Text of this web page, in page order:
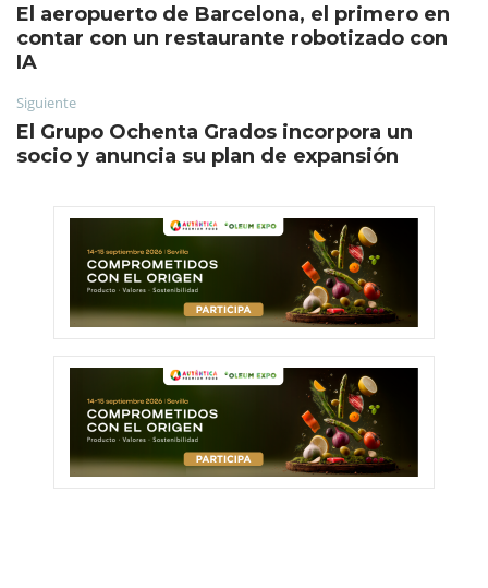
El aeropuerto de Barcelona, el primero en
contar con un restaurante robotizado con
IA
Siguiente
El Grupo Ochenta Grados incorpora un
socio y anuncia su plan de expansión